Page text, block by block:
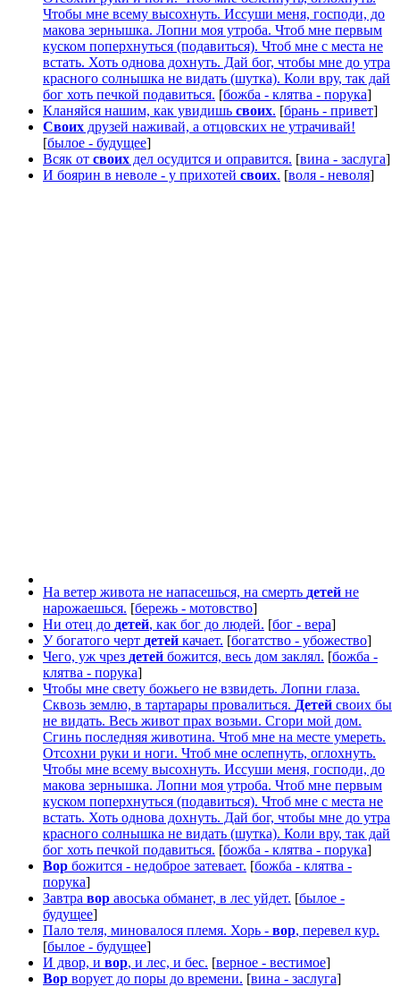
Чтобы мне всему высохнуть. Иссуши меня, господи, до
макова зернышка. Лопни моя утроба. Чтоб мне первым
куском поперхнуться (подавиться). Чтоб мне с места не
встать. Хоть однова дохнуть. Дай бог, чтобы мне до утра
красного солнышка не видать (шутка). Коли вру, так дай
бог хоть печкой подавиться. [божба - клятва - порука]
Кланяйся нашим, как увидишь своих. [брань - привет]
Своих друзей наживай, а отцовских не утрачивай!
[былое - будущее]
Всяк от своих дел осудится и оправится. [вина - заслуга]
И боярин в неволе - у прихотей своих. [воля - неволя]
На ветер живота не напасешься, на смерть детей не
нарожаешься. [бережь - мотовство]
Ни отец до детей, как бог до людей. [бог - вера]
У богатого черт детей качает. [богатство - убожество]
Чего, уж чрез детей божится, весь дом заклял. [божба -
клятва - порука]
Чтобы мне свету божьего не взвидеть. Лопни глаза.
Сквозь землю, в тартарары провалиться. Детей своих бы
не видать. Весь живот прах возьми. Сгори мой дом.
Сгинь последняя животина. Чтоб мне на месте умереть.
Отсохни руки и ноги. Чтоб мне ослепнуть, оглохнуть.
Чтобы мне всему высохнуть. Иссуши меня, господи, до
макова зернышка. Лопни моя утроба. Чтоб мне первым
куском поперхнуться (подавиться). Чтоб мне с места не
встать. Хоть однова дохнуть. Дай бог, чтобы мне до утра
красного солнышка не видать (шутка). Коли вру, так дай
бог хоть печкой подавиться. [божба - клятва - порука]
Вор божится - недоброе затевает. [божба - клятва -
порука]
Завтра вор авоська обманет, в лес уйдет. [былое -
будущее]
Пало теля, миновалося племя. Хорь - вор, перевел кур.
[былое - будущее]
И двор, и вор, и лес, и бес. [верное - вестимое]
Вор ворует до поры до времени. [вина - заслуга]